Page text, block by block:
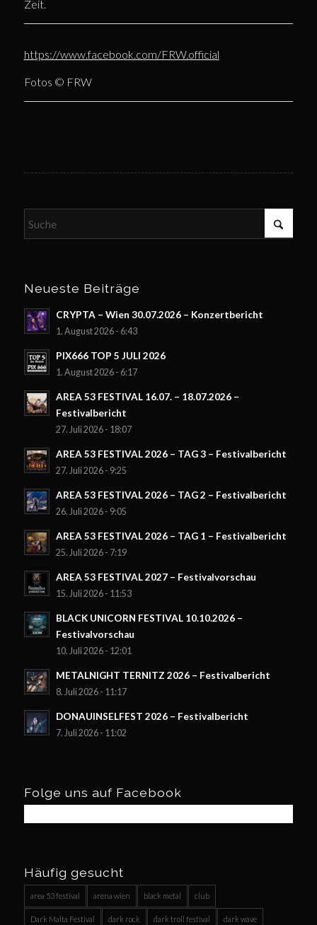
Zeit.
https://www.facebook.com/FRW.official
Fotos © FRW
Neueste Beiträge
CRYPTA – Wien 30.07.2026 – Konzertbericht
1. August 2026 - 6:43
PIX666 TOP 5 JULI 2026
1. August 2026 - 6:17
AREA 53 FESTIVAL 16.07. – 18.07.2026 –
Festivalbericht
27. Juli 2026 - 18:07
AREA 53 FESTIVAL 2026 – TAG 3 – Festivalbericht
27. Juli 2026 - 9:25
AREA 53 FESTIVAL 2026 – TAG 2 – Festivalbericht
26. Juli 2026 - 9:05
AREA 53 FESTIVAL 2026 – TAG 1 – Festivalbericht
25. Juli 2026 - 7:19
AREA 53 FESTIVAL 2027 – Festivalvorschau
15. Juli 2026 - 11:53
BLACK UNICORN FESTIVAL 10.10.2026 –
Festivalvorschau
10. Juli 2026 - 12:01
METALNIGHT TERNITZ 2026 – Festivalbericht
8. Juli 2026 - 11:17
DONAUINSELFEST 2026 – Festivalbericht
7. Juli 2026 - 11:02
Folge uns auf Facebook
Häufig gesucht
area 53 festival arena wien black metal club
Dark Malta Festival dark rock dark troll festival dark wave